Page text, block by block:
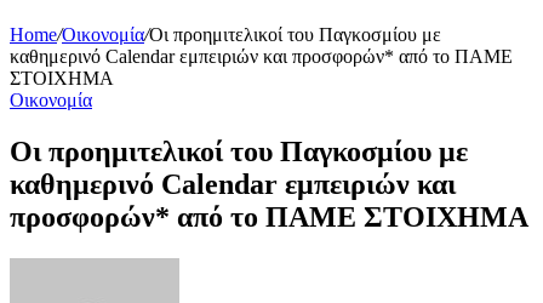
Home/Οικονομία/Οι προημιτελικοί του Παγκοσμίου με
καθημερινό Calendar εμπειριών και προσφορών* από το ΠΑΜΕ
ΣΤΟΙΧΗΜΑ
Οικονομία
Οι προημιτελικοί του Παγκοσμίου με
καθημερινό Calendar εμπειριών και
προσφορών* από το ΠΑΜΕ ΣΤΟΙΧΗΜΑ